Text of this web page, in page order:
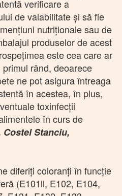
verificare a
de valabilitate și să fie
nutriționale sau de
produselor de acest
este cea care ar
rând, deoarece
ne pot asigura întreaga
în acestea, în plus,
toxinfecții
în curs de
Costel Stanciu,
diferiți coloranți în funcție
(E101ii, E102, E104,